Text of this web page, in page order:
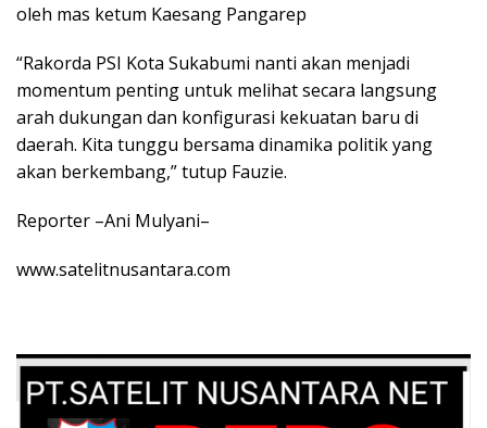
oleh mas ketum Kaesang Pangarep
“Rakorda PSI Kota Sukabumi nanti akan menjadi
momentum penting untuk melihat secara langsung
arah dukungan dan konfigurasi kekuatan baru di
daerah. Kita tunggu bersama dinamika politik yang
akan berkembang,” tutup Fauzie.
Reporter –Ani Mulyani–
www.satelitnusantara.com